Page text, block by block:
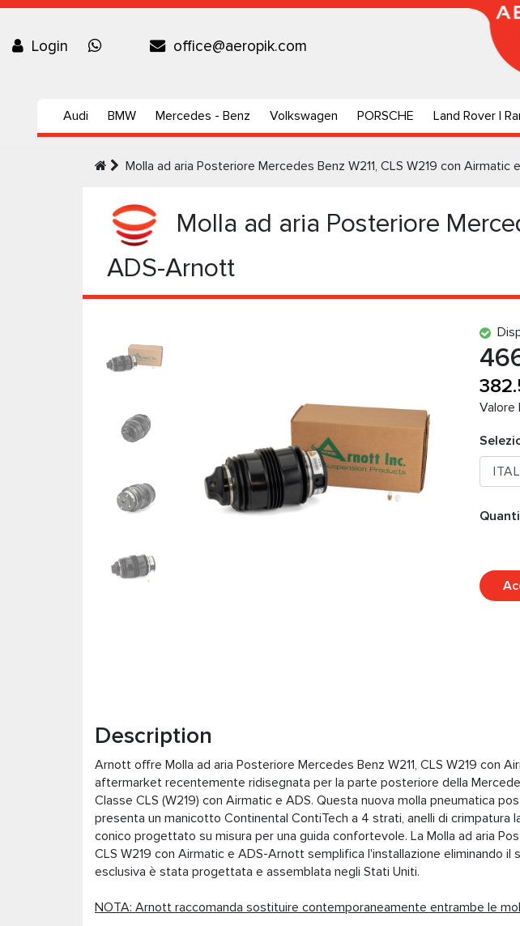
Login office@aeropik.com
Audi BMW Mercedes - Benz Volkswagen PORSCHE Land Rover |
Molla ad aria Posteriore Mercedes Benz W211, CLS W219 con
Molla ad aria Posteriore
ADS-Arnott
Valore
Description
Arnott offre Molla ad aria Posteriore Mercedes Benz W211, CLS W219 con
aftermarket recentemente ridisegnata per la parte posteriore della
Classe CLS (W219) con Airmatic e ADS. Questa nuova molla pneumatica
presenta un manicotto Continental ContiTech a 4 strati, anelli di crimpatura
conico progettato su misura per una guida confortevole. La Molla ad aria
CLS W219 con Airmatic e ADS-Arnott semplifica l'installazione eliminando il
esclusiva è stata progettata e assemblata negli Stati Uniti.
NOTA: Arnott raccomanda sostituire contemporaneamente entrambe le